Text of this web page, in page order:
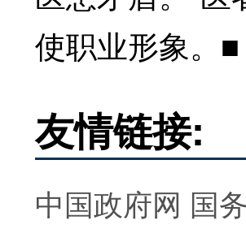
使职业形象。■
友情链接:
中国政府网 国